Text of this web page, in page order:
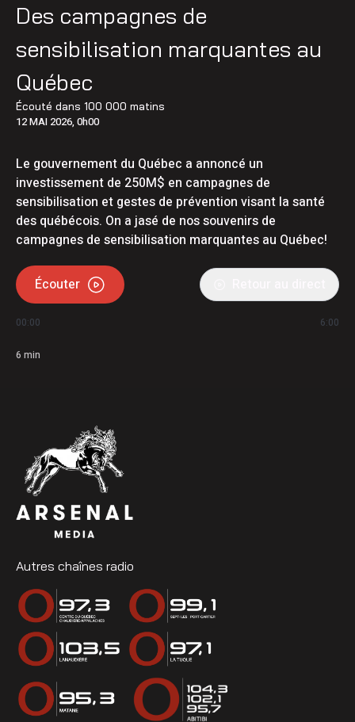
Des campagnes de
sensibilisation marquantes au
Québec
Écouté dans 100 000 matins
12 MAI 2026, 0h00
Le gouvernement du Québec a annoncé un
investissement de 250M$ en campagnes de
sensibilisation et gestes de prévention visant la santé
des québécois. On a jasé de nos souvenirs de
campagnes de sensibilisation marquantes au Québec!
Écouter
00:00 6:00
6 min
Autres chaînes radio